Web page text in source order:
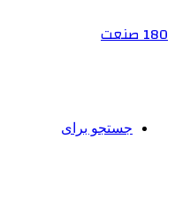
180 صنعت
جستجو برای